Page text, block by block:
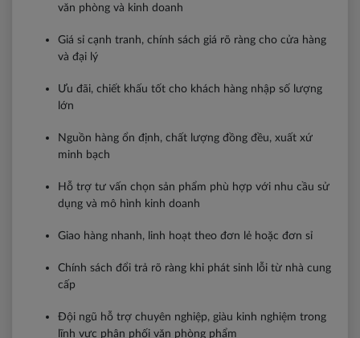
văn phòng và kinh doanh
Giá sỉ cạnh tranh, chính sách giá rõ ràng cho cửa hàng
và đại lý
Ưu đãi, chiết khấu tốt cho khách hàng nhập số lượng
lớn
Nguồn hàng ổn định, chất lượng đồng đều, xuất xứ
minh bạch
Hỗ trợ tư vấn chọn sản phẩm phù hợp với nhu cầu sử
dụng và mô hình kinh doanh
Giao hàng nhanh, linh hoạt theo đơn lẻ hoặc đơn sỉ
Chính sách đổi trả rõ ràng khi phát sinh lỗi từ nhà cung
cấp
Đội ngũ hỗ trợ chuyên nghiệp, giàu kinh nghiệm trong
lĩnh vực phân phối văn phòng phẩm